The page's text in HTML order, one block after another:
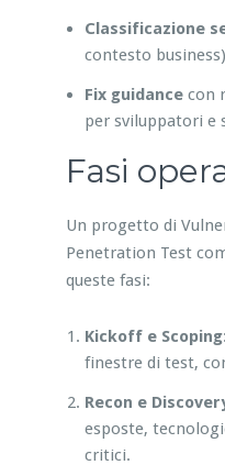
Classificazione
contesto business)
Fix guidancecon
per sviluppatori e
Fasi
Un progetto di
Penetration Test
queste fasi:
Kickoff e Scoping
finestre di test,
Recon e
esposte,
critici.